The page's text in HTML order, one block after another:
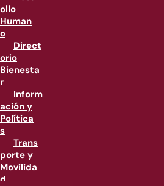
ollo
Human
o
Direct
orio
Bienesta
r
Inform
ación y
Política
s
Trans
porte y
Movilida
d